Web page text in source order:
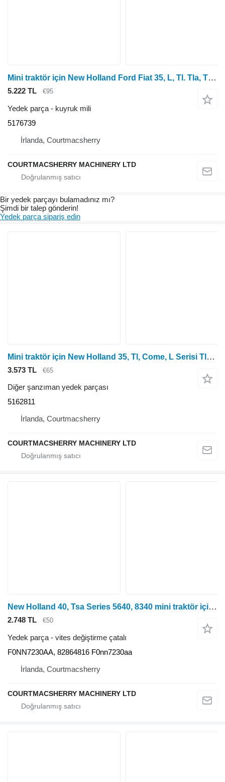
Mini traktör için New Holland Ford Fiat 35, L, Tl. Tla, T4, T5000 Tl100 PTO Debriyaj Mili 51767 5176739 kuyruk mili
5.222 TL €95
Yedek parça - kuyruk mili
5176739
İrlanda, Courtmacsherry
COURTMACSHERRY MACHINERY LTD
Bir yedek parçayı bulamadınız mı?
Şimdi bir talep gönderin!
Yedek parça sipariş edin
Mini traktör için New Holland 35, Tl, Come, L Serisi Tl100, 7635 Pto Dişlisi Tl100 Ring Yarışı 5162811
3.573 TL €65
Diğer şanzıman yedek parçası
5162811
İrlanda, Courtmacsherry
COURTMACSHERRY MACHINERY LTD
New Holland 40, Tsa Series 5640, 8340 mini traktör için Ford New Holland 40, Tsa Serisi 5640, 8340 Seçici Çatal F0nn7230aa, F0NN7230AA vites değiştirme çatalı
2.748 TL €50
Yedek parça - vites değiştirme çatalı
F0NN7230AA, 82864816 F0nn7230aa
İrlanda, Courtmacsherry
COURTMACSHERRY MACHINERY LTD